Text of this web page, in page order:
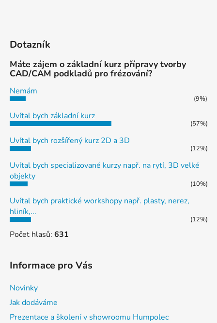
Dotazník
Máte zájem o základní kurz přípravy tvorby
CAD/CAM podkladů pro frézování?
Nemám
(9%)
Uvítal bych základní kurz
(57%)
Uvítal bych rozšířený kurz 2D a 3D
(12%)
Uvítal bych specializované kurzy např. na rytí, 3D velké
objekty
(10%)
Uvítal bych praktické workshopy např. plasty, nerez,
hliník,...
(12%)
Počet hlasů: 631
Informace pro Vás
Novinky
Jak dodáváme
Prezentace a školení v showroomu Humpolec